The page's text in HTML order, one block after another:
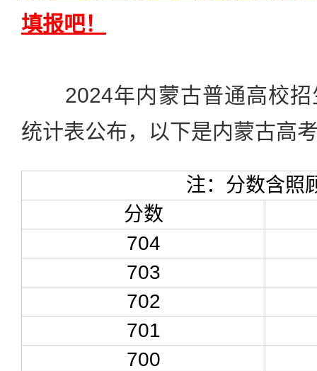
填报吧！
2024年内蒙古普通高校招
统计表公布，以下是内蒙古高
注：分数含照
分数
704
703
702
701
700